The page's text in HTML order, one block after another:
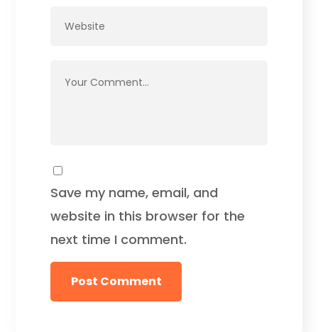
Save my name, email, and
website in this browser for the
next time I comment.